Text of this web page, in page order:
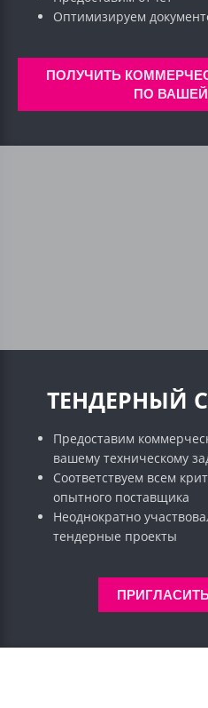
Оптимизируем
ПОЛУЧИТЬ
ПО
ТЕНДЕРНЫЙ
Предоставим
вашему техническому
Соответствуем всем
опытного поставщика
Неоднократно
тендерные проекты